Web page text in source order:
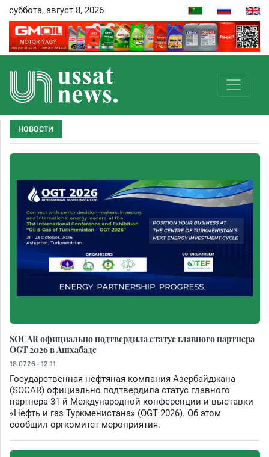
суббота, август 8, 2026
НОВОСТИ
SOCAR официально подтвердила статус главного партнера
OGT 2026 в Ашхабаде
18.07.26 - 12:11
Государственная нефтяная компания Азербайджана
(SOCAR) официально подтвердила статус главного
партнера 31-й Международной конференции и выставки
«Нефть и газ Туркменистана» (OGT 2026). Об этом
сообщил оргкомитет мероприятия.